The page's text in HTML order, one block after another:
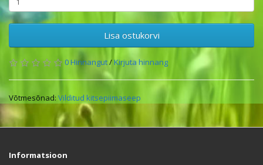
Lisa ostukorvi
0 Hinnangut/Kirjuta hinnang
Võtmesõnad: Vilditud kitsepiimaseep
Informatsioon